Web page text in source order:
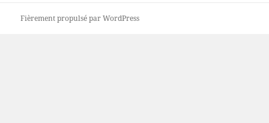
Fièrement propulsé par WordPress